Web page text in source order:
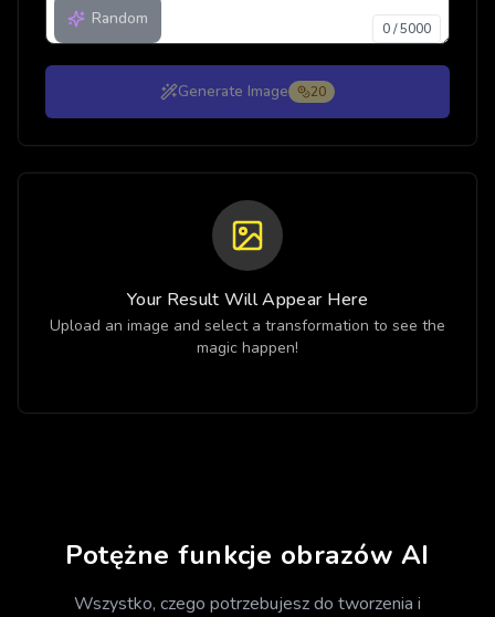
0/5000
Random
Generate Image 20
Your Result Will Appear Here
Upload an image and select a transformation to see the
magic happen!
Potężne funkcje obrazów AI
Wszystko, czego potrzebujesz do tworzenia i